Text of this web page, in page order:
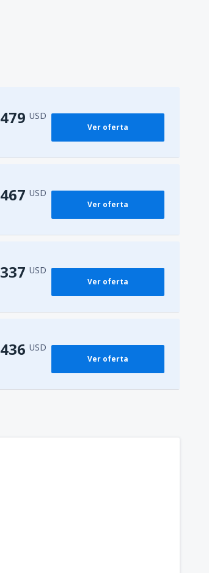
479 USD
Ver oferta
467 USD
Ver oferta
337 USD
Ver oferta
436 USD
Ver oferta